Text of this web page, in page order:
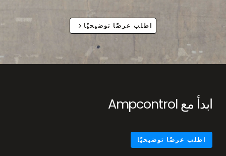
اطلب عرضًا توضيحيًا
ابدأ مع Ampcontrol
اطلب عرضًا توضيحيًا